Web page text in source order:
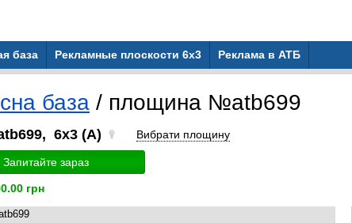
база Рекламные плоскости 6x3 Реклама в АТБ
база / площина №atb699
6x3 (A) Вибрати площину
Запитайте зараз
грн